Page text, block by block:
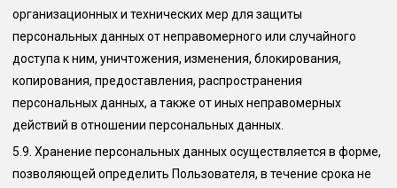
организационных и технических мер для защиты
персональных данных от неправомерного или случайного
доступа к ним, уничтожения, изменения, блокирования,
копирования, предоставления, распространения
персональных данных, а также от иных неправомерных
действий в отношении персональных данных.
5.9. Хранение персональных данных осуществляется в форме,
позволяющей определить Пользователя, в течение срока не